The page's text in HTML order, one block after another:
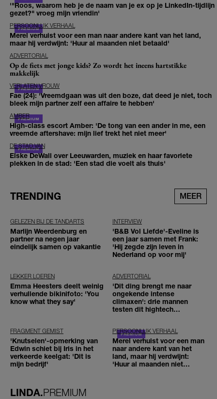
'"Roos, waarom heb je de naam van je ex op je LinkedIn-tijdlijn
gezet?" vroeg mijn vriendin'
PERSOONLIJK VERHAAL
Merel verhuist voor een man naar andere kant van het land,
maar hij verdwijnt: 'Huur al maanden niet betaald'
ADVERTORIAL
Op de fiets met jonge kids? Zo wordt het ineens hartstikke
makkelijk
VERLATEN VROUW
Fae (24): 'Vreemdgaan was uit den boze, dat deed je niet, toch
bleek mijn partner zelf een affaire te hebben'
AMBER
High-class escort Amber: 'De tong van een ander in me, een
vreemde aftershave: mijn lief trekt het niet meer'
DE STAD VAN
Elske DeWall over Leeuwarden, muziek en haar favoriete
plekken in de stad: 'Een stad die voelt als thuis'
TRENDING MEER
GELEZEN BIJ DE TANDARTS
Marlijn Weerdenburg en
partner na negen jaar
eindelijk samen op vakantie
INTERVIEW
'B&B Vol Liefde'-Eveline is
een jaar samen met Frank:
'Hij zegde zijn leven in
Nederland op voor mij'
LEKKER LOEREN
Emma Heesters deelt weinig
verhullende bikinifoto: 'You
know what they say'
ADVERTORIAL
'Dit ding brengt me naar
ongekende intense
climaxen': drie mannen
testen dit hightech
FRAGMENT GEMIST
'Knutselen'-opmerking van
Edwin schiet bij Iris in het
verkeerde keelgat: 'Dit is
mijn bedrijf'
PERSOONLIJK VERHAAL
Merel verhuist voor een man
naar andere kant van het
land, maar hij verdwijnt:
'Huur al maanden niet
LINDA.PREMIUM